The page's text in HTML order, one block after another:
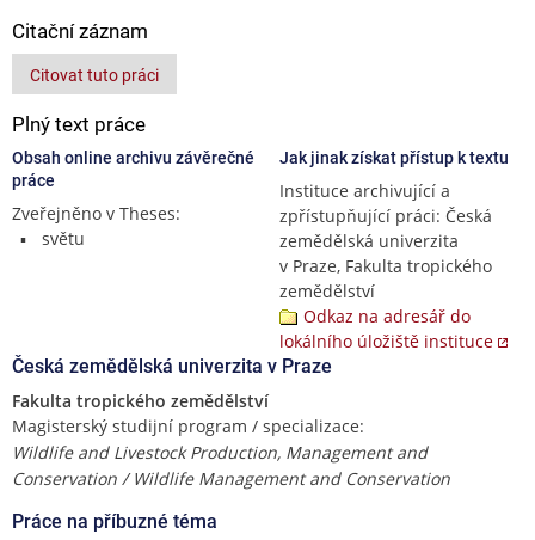
Citační záznam
Citovat tuto práci
Plný text práce
Obsah online archivu závěrečné
práce
Zveřejněno v Theses:
světu
Jak jinak získat přístup k textu
Instituce archivující a
zpřístupňující práci: Česká
zemědělská univerzita
v Praze, Fakulta tropického
zemědělství
Odkaz na adresář do
lokálního úložiště instituce
Česká zemědělská univerzita v Praze
Fakulta tropického zemědělství
Magisterský studijní program / specializace:
Wildlife and Livestock Production, Management and
Conservation / Wildlife Management and Conservation
Práce na příbuzné téma